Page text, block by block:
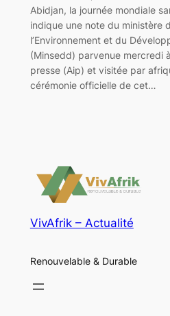
Abidjan, la journée mondiale
indique une note du ministère
l’Environnement et du
(Minsedd) parvenue mercredi
presse (Aip) et visitée par
cérémonie officielle de cet…
VivAfrik – Actualité
Renouvelable & Durable